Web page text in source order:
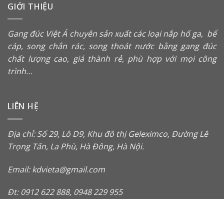
GIỚI THIỆU
Gang đúc Việt Á chuyên sản xuất các loạinắp hố ga, bể
cáp, song chắn rác, song thoát nước bằng gang đúc
chất lượng cao, giá thành rẻ, phù hợp với mọi công
trình…
LIÊN HỆ
Địa chỉ: Số 29, Lô D9, Khu đô thị Geleximco, Đường Lê
Trọng Tấn, La Phù, Hà Đông, Hà Nội.
Email: kdvieta@gmail.com
Đt: 0912 622 888, 0948 229 955